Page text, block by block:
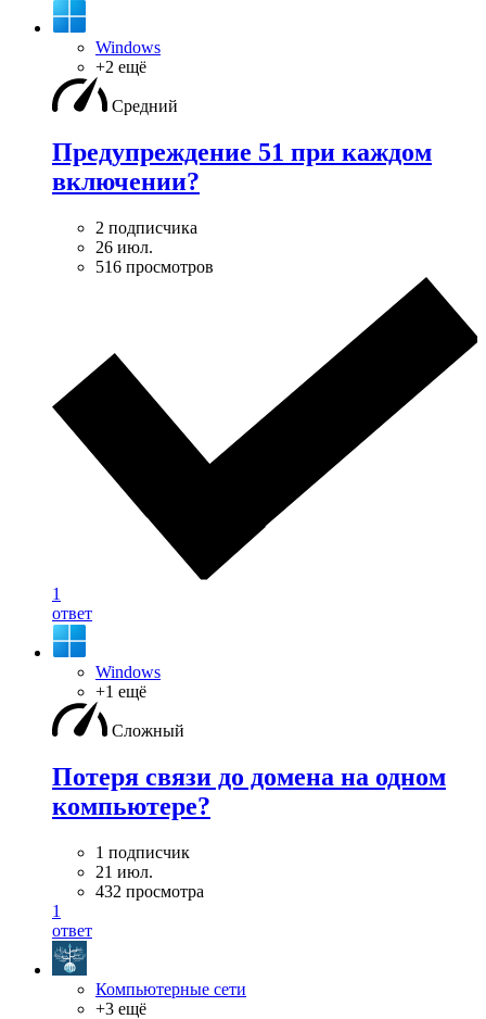
Windows
+2 ещё
Средний
Предупреждение 51 при каждом
включении?
2 подписчика
26 июл.
516 просмотров
1
ответ
Windows
+1 ещё
Сложный
Потеря связи до домена на одном
компьютере?
1 подписчик
21 июл.
432 просмотра
1
ответ
Компьютерные сети
+3 ещё